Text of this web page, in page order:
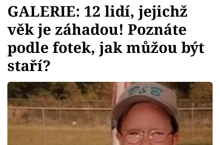
Témata
Showbyznys
Youtubeři
Virály
Sex a vztahy
GALERIE: 12 lidí, jejichž
věk je záhadou! Poznáte
podle fotek, jak můžou být
staří?